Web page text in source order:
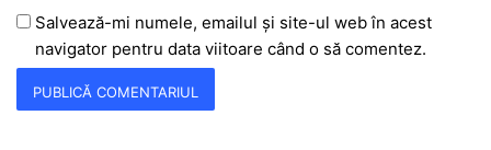
Salvează-mi numele, emailul și site-ul web în acest
navigator pentru data viitoare când o să comentez.